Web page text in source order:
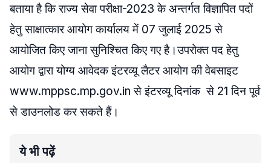
बताया है कि राज्य सेवा परीक्षा-2023 के अन्तर्गत विज्ञापित पदों
हेतु साक्षात्कार आयोग कार्यालय में 07 जुलाई 2025 से
आयोजित किए जाना सुनिश्चित किए गए है।उपरोक्त पद हेतु
आयोग द्वारा योग्य आवेदक इंटरव्यू लैटर आयोग की वेबसाइट
www.mppsc.mp.gov.in से इंटरव्यू दिनांक से 21 दिन पूर्व
से डाउनलोड कर सकते हैं।
ये भी पढ़ें